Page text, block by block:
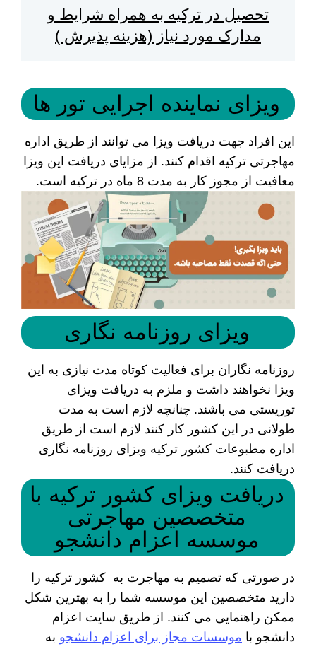
تحصیل در ترکیه به همراه شرایط و
مدارک مورد نیاز (هزینه پذیرش )
ویزای نماینده اجرایی تور ها
این افراد جهت دریافت ویزا می توانند از طریق اداره
مهاجرتی ترکیه اقدام کنند. از مزایای دریافت این ویزا
معافیت از مجوز کار به مدت 8 ماه در ترکیه است.
ویزای روزنامه نگاری
روزنامه نگاران برای فعالیت کوتاه مدت نیازی به این
ویزا نخواهند داشت و ملزم به دریافت ویزای
توریستی می باشند. چنانچه لازم است به مدت
طولانی در این کشور کار کنند لازم است از طریق
اداره مطبوعات کشور ترکیه ویزای روزنامه نگاری
دریافت کنند.
دریافت ویزای کشور ترکیه با
متخصصین مهاجرتی
موسسه اعزام دانشجو
در صورتی که تصمیم به مهاجرت به کشور ترکیه را
دارید متخصصین این موسسه شما را به بهترین شکل
ممکن راهنمایی می کنند. از طریق سایت اعزام
دانشجو با موسسات مجاز برای اعزام دانشجو به